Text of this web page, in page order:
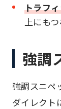
トラフ
上にも
強調
強調スニペ
ダイレクト